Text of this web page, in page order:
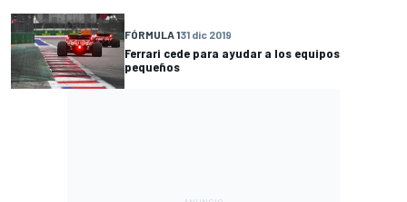
FÓRMULA 131 dic 2019
Ferrari cede para ayudar a los equipos
pequeños